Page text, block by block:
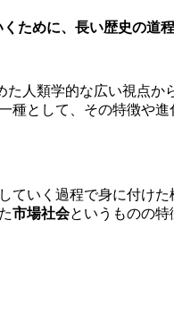
ために、長い歴史の道
た人類学的な広い視点か
種として、その特徴や
ていく過程で身に付けた
市場社会というものの特